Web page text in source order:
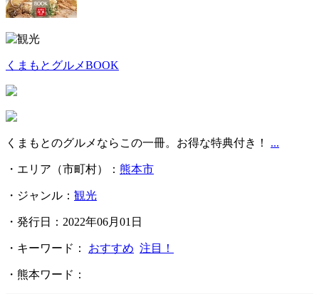
くまもとグルメBOOK
くまもとのグルメならこの一冊。お得な特典付き！ ...
・エリア（市町村）： 熊本市
・ジャンル： 観光
・発行日：2022年06月01日
・キーワード： おすすめ 注目！
・熊本ワード：